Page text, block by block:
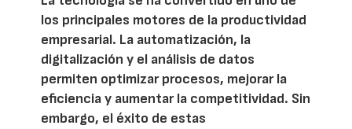
los principales motores de la productividad
empresarial. La automatización, la
digitalización y el análisis de datos
permiten optimizar procesos, mejorar la
eficiencia y aumentar la competitividad. Sin
embargo, el éxito de estas